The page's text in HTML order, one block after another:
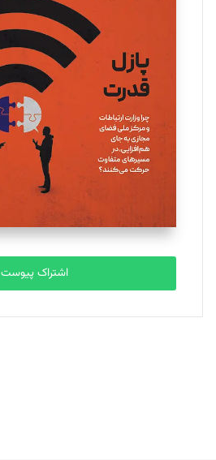
یسنا امان‌پور
تحریریه
ملینا جعفری
تحریریه
مصطفی مسجدی آرانی
تحریریه
بابک نقاش
تحریریه
اشتراک پیوست